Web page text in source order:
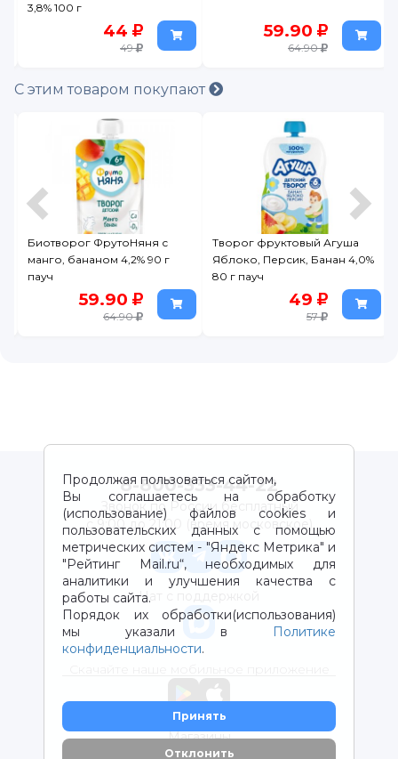
3,8% 100 г
44
49
59.90
64.90
С этим товаром покупают
Биотворог ФрутоНяня с
манго, бананом 4,2% 90 г
пауч
59.90
64.90
Творог фруктовый Агуша
Яблоко, Персик, Банан 4,0%
80 г пауч
49
57
Продолжая пользоваться сайтом,
Вы соглашаетесь на обработку
(использование) файлов cookies и
пользовательских данных с помощью
метрических систем - "Яндекс Метрика" и
"Рейтинг Mail.ru“, необходимых для
аналитики и улучшения качества с
работы сайта.
Порядок их обработки(использования)
мы указали в
Политике
конфиденциальности.
Принять
Отклонить
8-800-333-44-22
Звонок по России бесплатный
с 9:00 до 21:00 (время московское)
Чат с поддержкой
Магазины